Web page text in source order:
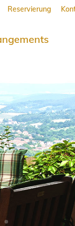
Reservierung